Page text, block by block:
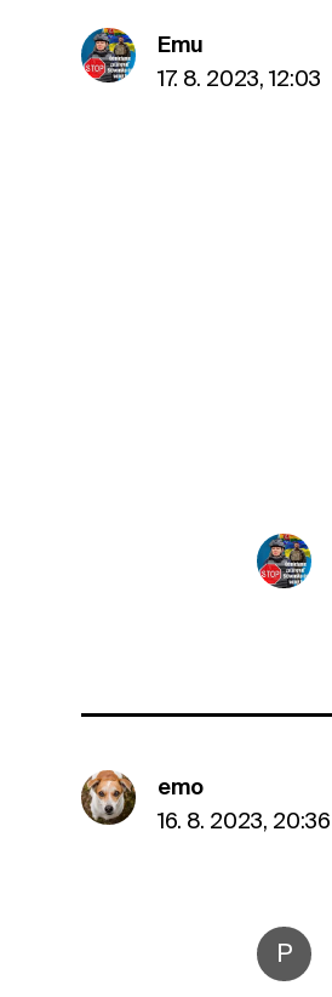
Emu
17. 8. 2023, 12:03
emo
16. 8. 2023, 20:36
P